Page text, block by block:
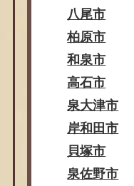
八尾市
柏原市
和泉市
高石市
泉大津市
岸和田市
貝塚市
泉佐野市